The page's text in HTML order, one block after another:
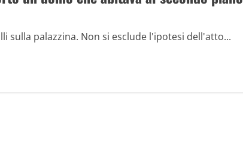
palazzina. Non si esclude l'ipotesi dell'atto...